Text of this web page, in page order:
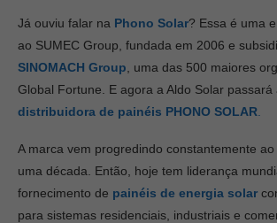
Já ouviu falar na Phono Solar? Essa é uma
ao SUMEC Group, fundada em 2006 e
SINOMACH Group , uma das 500 maiores
Global Fortune. E agora a Aldo Solar passará
distribuidora de painéis PHONO SOLAR
A marca vem progredindo constantemente
uma década. Então, hoje tem liderança
fornecimento de painéis de energia solar
para sistemas residenciais, industriais e